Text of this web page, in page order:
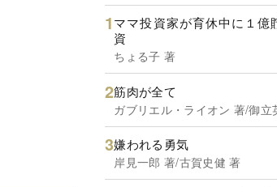
ママ投資家が育休中に１億
資
ちょる子 著
筋肉が全て
ガブリエル・ライオン 著/御立
嫌われる勇気
岸見一郎 著/古賀史健 著